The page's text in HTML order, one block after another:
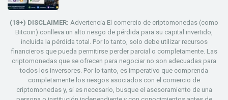
(18+) DISCLAIMER: Advertencia El comercio de criptomonedas (como
Bitcoin) conlleva un alto riesgo de pérdida para su capital invertido,
incluida la pérdida total. Por lo tanto, solo debe utilizar recursos
financieros que pueda permitirse perder parcial o completamente. Las
criptomonedas que se ofrecen para negociar no son adecuadas para
todos los inversores. Por lo tanto, es imperativo que comprenda
completamente los riesgos asociados con el comercio de
criptomonedas y, si es necesario, busque el asesoramiento de una